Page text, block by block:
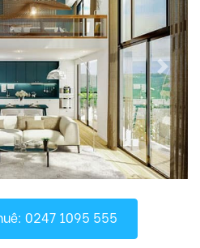
Hồ Quận
Hồ Quận
Quận
Complex, Quận
, Cầu Giấy Quận
Liêm Quận
Cầu Giấy Quận
Next
0247 1095 555